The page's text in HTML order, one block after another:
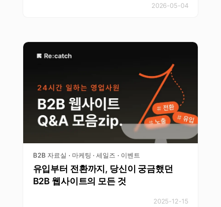
2026-05-04
B2B 자료실 · 마케팅 · 세일즈 · 이벤트
유입부터 전환까지, 당신이 궁금했던
B2B 웹사이트의 모든 것
2025-12-15